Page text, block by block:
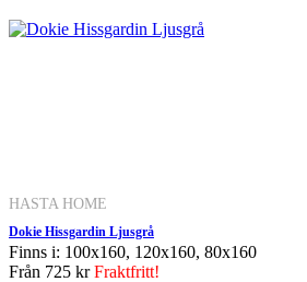
HASTA HOME
Dokie Hissgardin Ljusgrå
Finns i: 100x160, 120x160, 80x160
Från 725 krFraktfritt!